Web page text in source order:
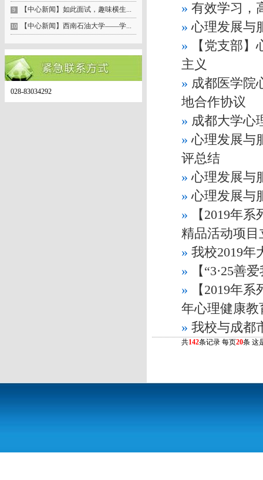
» 有效学习，
» 心理发展与
»
【党支部
主义
» 成都医学院
地合作协议
» 成都大学心
» 心理发展与
评总结
» 心理发展与
» 心理发展与
»
【2019年
精品活动项目
» 我校2019年
»
【“3·25善
»
【2019年
年心理健康
» 我校与成都
共142条记录 每页20条 这
9 【中心新闻】如此面试，趣味横生...
10 【中心新闻】西南石油大学——学...
028-83034292